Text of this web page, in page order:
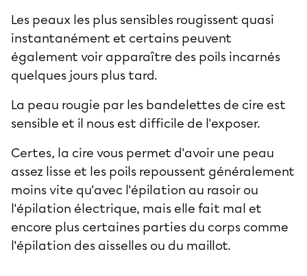
Les peaux les plus sensibles rougissent quasi
instantanément et certains peuvent
également voir apparaître des poils incarnés
quelques jours plus tard.
La peau rougie par les bandelettes de cire est
sensible et il nous est difficile de l'exposer.
Certes, la cire vous permet d'avoir une peau
assez lisse et les poils repoussent généralement
moins vite qu'avec l'épilation au rasoir ou
l'épilation électrique, mais elle fait mal et
encore plus certaines parties du corps comme
l'épilation des aisselles ou du maillot.